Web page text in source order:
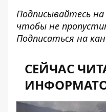
Подписывайтесь
чтобы не
Подписаться на
СЕЙЧАС